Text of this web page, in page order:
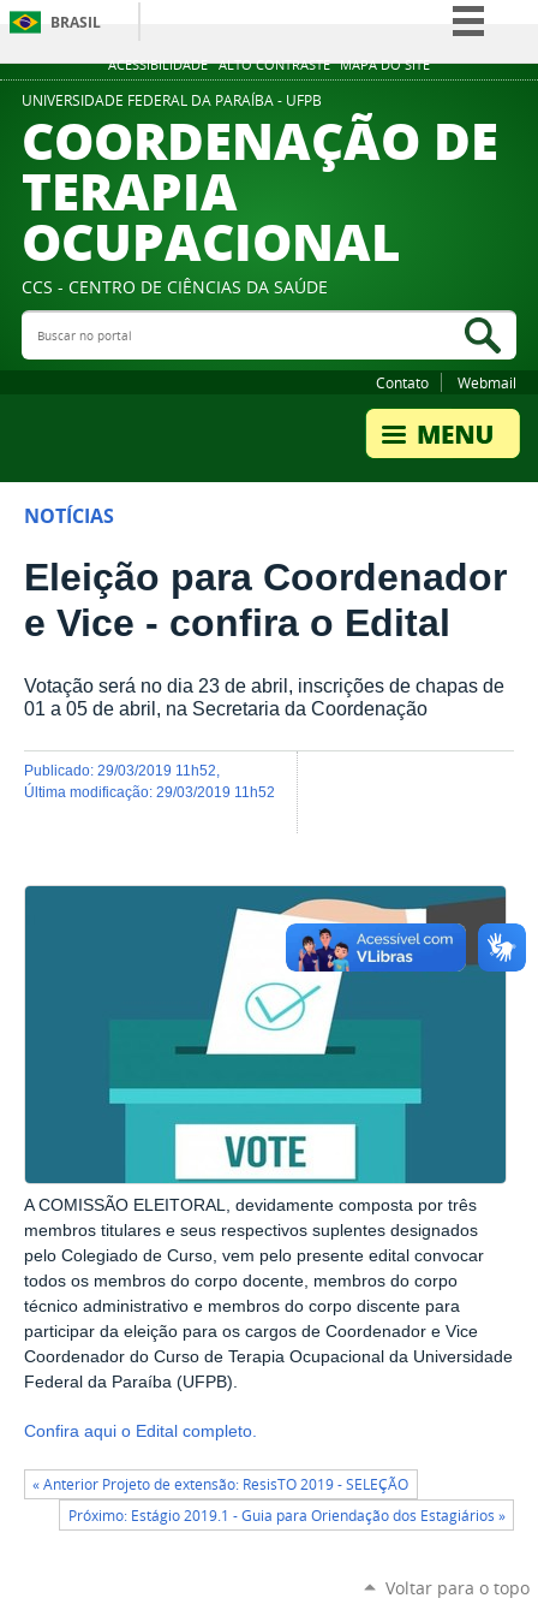
ACESSIBILIDADE ALTO CONTRASTE MAPA DO SITE
BRASIL
Simplifique!
Participe
Acesso à informação
Canais
UNIVERSIDADE FEDERAL DA PARAÍBA - UFPB
COORDENAÇÃO DE
TERAPIA
OCUPACIONAL
CCS - CENTRO DE CIÊNCIAS DA SAÚDE
Buscar no portal
Contato Webmail
NOTÍCIAS
Eleição para Coordenador
e Vice - confira o Edital
Votação será no dia 23 de abril, inscrições de chapas de
01 a 05 de abril, na Secretaria da Coordenação
publicado: 29/03/2019 11h52
última modificação: 29/03/2019 11h52
A COMISSÃO ELEITORAL, devidamente composta por três
membros titulares e seus respectivos suplentes designados
pelo Colegiado de Curso, vem pelo presente edital convocar
todos os membros do corpo docente, membros do corpo
técnico administrativo e membros do corpo discente para
participar da eleição para os cargos de Coordenador e Vice
Coordenador do Curso de Terapia Ocupacional da Universidade
Federal da Paraíba (UFPB).
Confira aqui o Edital completo.
« Anterior Projeto de extensão: ResisTO 2019 - SELEÇÃO
Próximo: Estágio 2019.1 - Guia para Oriendação dos Estagiários »
Voltar para o topo